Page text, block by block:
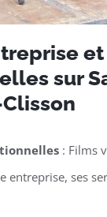
et
sur
: Films
entreprise, ses